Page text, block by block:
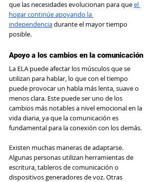
que las necesidades evolucionan para que el
hogar continúe apoyando la
independencia durante el mayor tiempo
posible.
Apoyo a los cambios en la comunicación
La ELA puede afectar los músculos que se
utilizan para hablar, lo que con el tiempo
puede provocar un habla más lenta, suave o
menos clara. Este puede ser uno de los
cambios más notables a nivel emocional en la
vida diaria, ya que la comunicación es
fundamental para la conexión con los demás.
Existen muchas maneras de adaptarse.
Algunas personas utilizan herramientas de
escritura, tableros de comunicación o
dispositivos generadores de voz. Otras